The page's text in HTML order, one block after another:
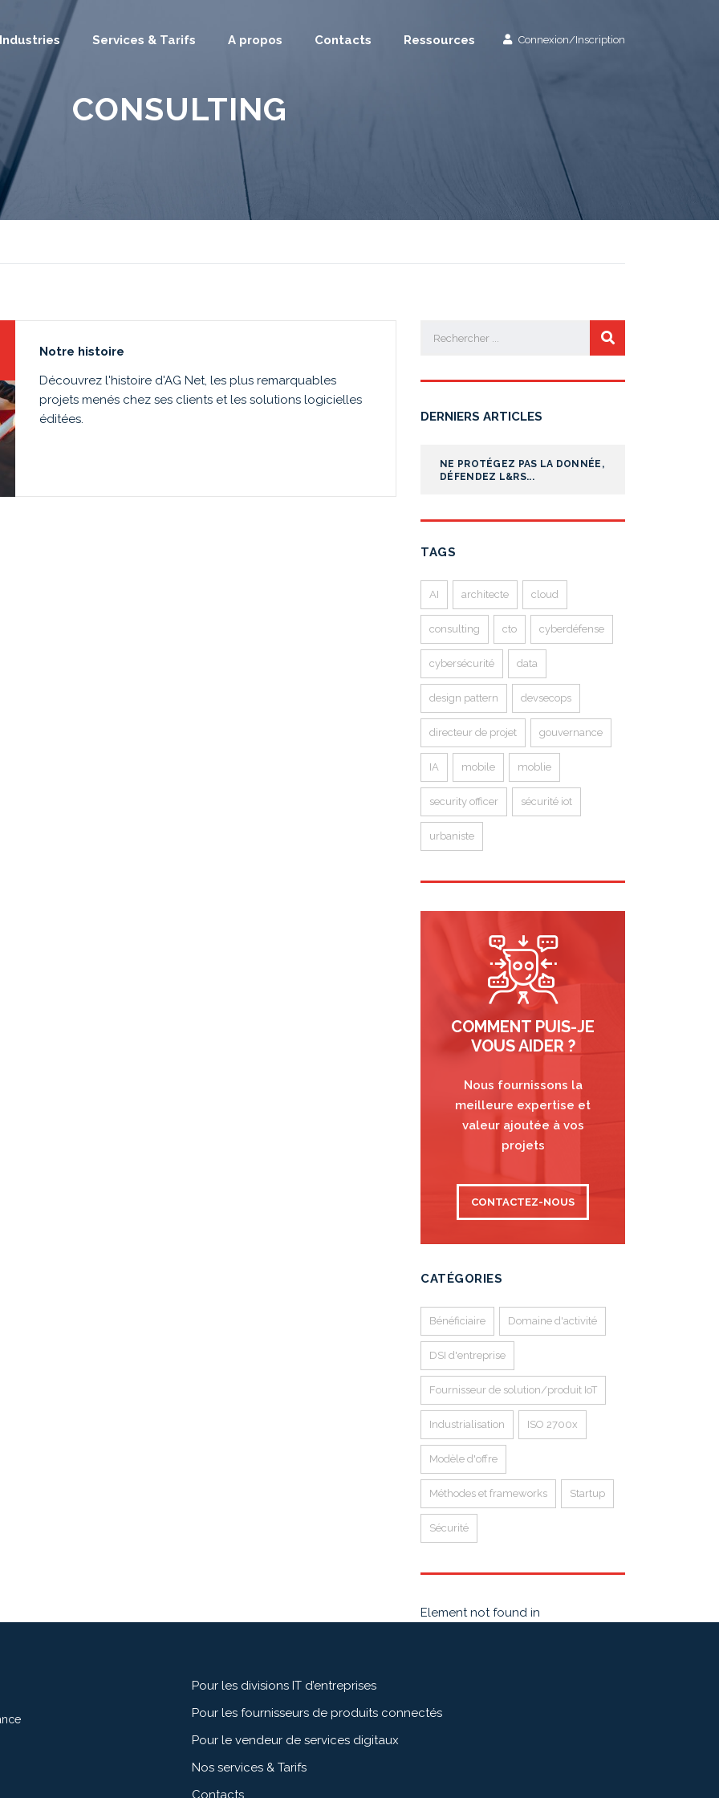
Industries Services & Tarifs A propos Contacts Ressources Connexion/Inscription
CONSULTING
Notre histoire
Découvrez l'histoire d'AG Net, les plus remarquables
projets menés chez ses clients et les solutions logicielles
éditées.
DERNIERS ARTICLES
NE PROTÉGEZ PAS LA DONNÉE,
DÉFENDEZ L&RS...
TAGS
AI architecte cloud
consulting cto cyberdéfense
cybersécurité data
design pattern devsecops
directeur de projet gouvernance
IA mobile moblie
security officer sécurité iot
urbaniste
COMMENT PUIS-JE
VOUS AIDER ?
Nous fournissons la
meilleure expertise et
valeur ajoutée à vos
projets
CONTACTEZ-NOUS
CATÉGORIES
Bénéficiaire Domaine d'activité
DSI d'entreprise
Fournisseur de solution/produit IoT
Industrialisation ISO 2700x
Modèle d'offre
Méthodes et frameworks Startup
Sécurité
Element not found in
Pour les divisions IT d’entreprises
Pour les fournisseurs de produits connectés
Pour le vendeur de services digitaux
Nos services & Tarifs
Contacts